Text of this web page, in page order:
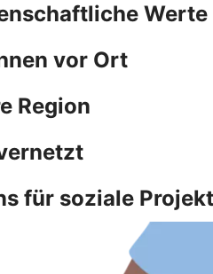
Werte
vor Ort
Region
für soziale